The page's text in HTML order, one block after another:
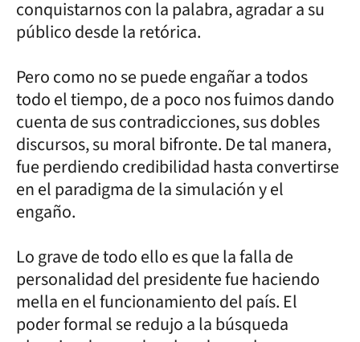
conquistarnos con la palabra, agradar a su
público desde la retórica.
Pero como no se puede engañar a todos
todo el tiempo, de a poco nos fuimos dando
cuenta de sus contradicciones, sus dobles
discursos, su moral bifronte. De tal manera,
fue perdiendo credibilidad hasta convertirse
en el paradigma de la simulación y el
engaño.
Lo grave de todo ello es que la falla de
personalidad del presidente fue haciendo
mella en el funcionamiento del país. El
poder formal se redujo a la búsqueda